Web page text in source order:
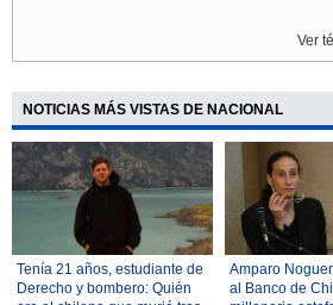
Ver
NOTICIAS MÁS VISTAS DE NACIONAL
Tenía 21 años, estudiante de
Derecho y bombero: Quién
Amparo
al Banco de